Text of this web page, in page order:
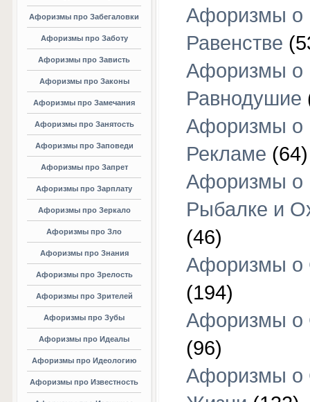
Афоризмы про Забегаловки
Афоризмы про Заботу
Афоризмы про Зависть
Афоризмы про Законы
Афоризмы про Замечания
Афоризмы про Занятость
Афоризмы про Заповеди
Афоризмы про Запрет
Афоризмы про Зарплату
Афоризмы про Зеркало
Афоризмы про Зло
Афоризмы про Знания
Афоризмы про Зрелость
Афоризмы про Зрителей
Афоризмы про Зубы
Афоризмы про Идеалы
Афоризмы про Идеологию
Афоризмы про Известность
Афоризмы о
Равенстве
Афоризмы о
Равнодушие
Афоризмы о
Рекламе (64)
Афоризмы о
Рыбалке и
(46)
Афоризмы о
(194)
Афоризмы о
(96)
Афоризмы о